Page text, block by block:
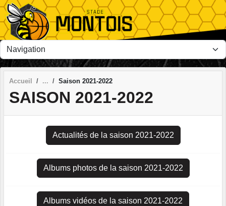
Accueil Saison 2021-2022
SAISON 2021-2022
Actualités de la saison 2021-2022
Albums photos de la saison 2021-2022
Albums vidéos de la saison 2021-2022
Panneau de gestion des cookies